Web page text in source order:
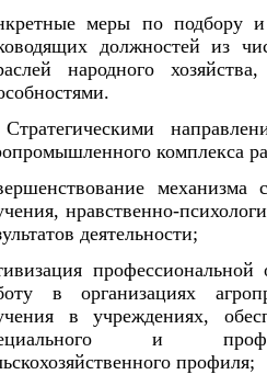
меры по подбору и
должностей из
народного
комплекса
нравственно-
деятельности;
в организациях
в учреждениях,
и
профиля;